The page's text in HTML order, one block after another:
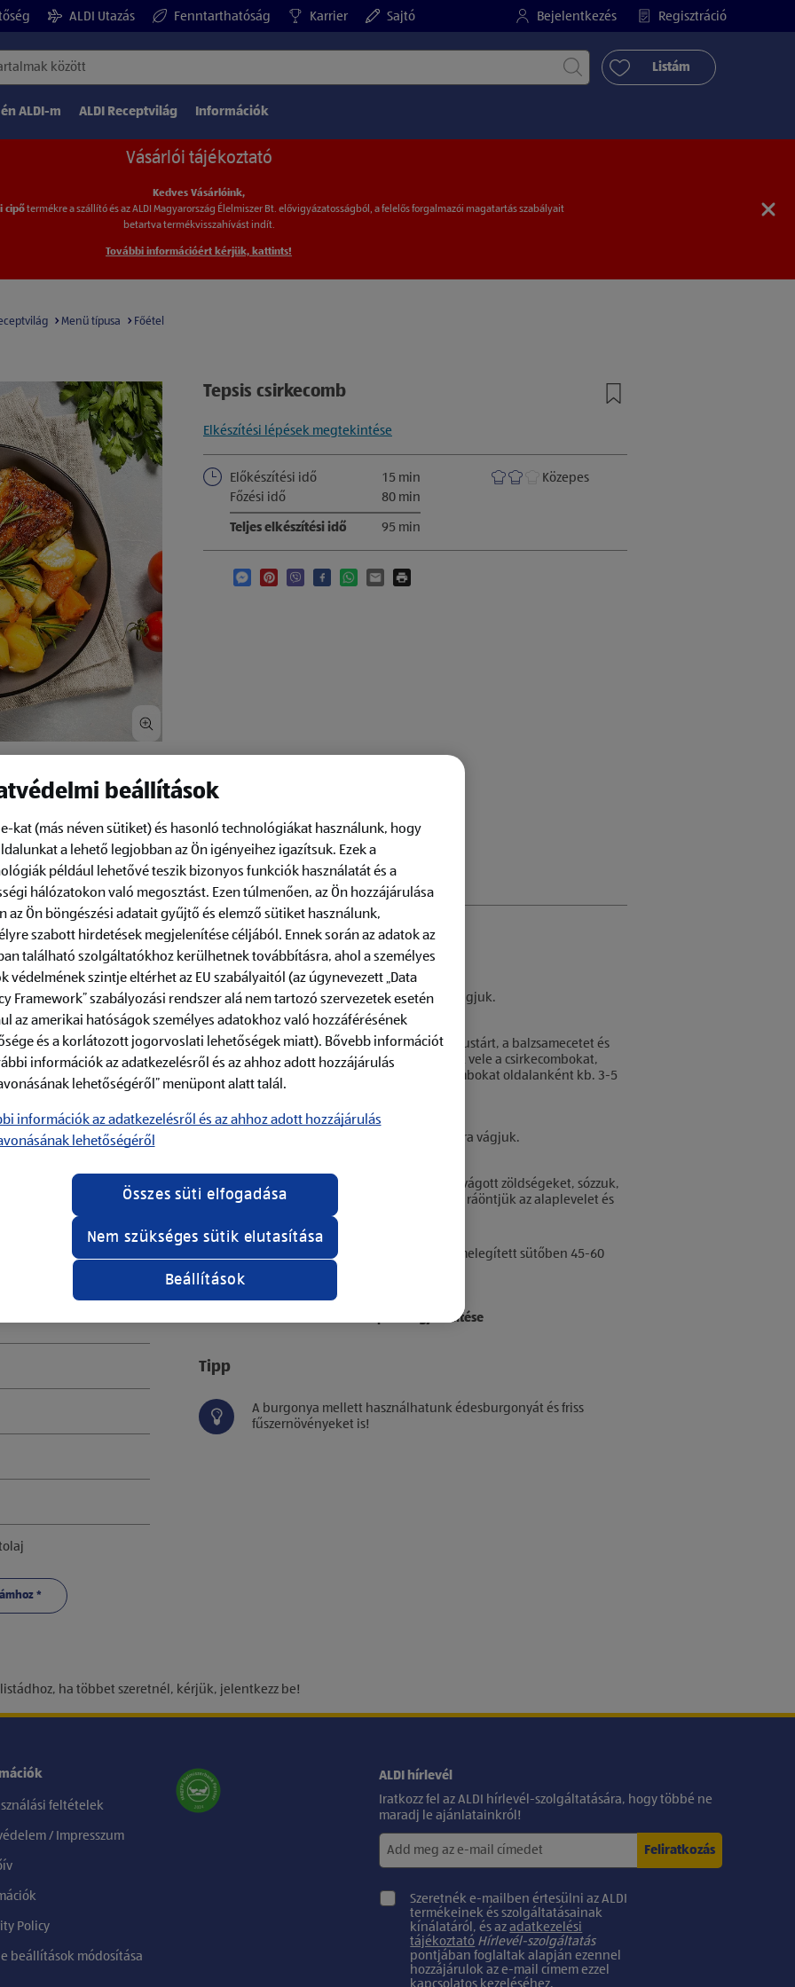
ALDI Utazás Fenntarthatóság Karrier Sajtó Bejelentkezés Regisztráció
Keresés indítása
Listám
én ALDI-m ALDI Receptvilág Információk
Vásárlói tájékoztató
Kedves Vásárlóink,
cipőtermékre a szállító és az ALDI Magyarország Élelmiszer Bt. elővigyázatosságból, a felelős forgalmazói magatartás szabályait
betartvatermékvisszahívást indít.
További információért kérjük, kattints!
Menü típusa Főétel
Tepsis csirkecomb
Elkészítési lépések megtekintése
Előkészítési idő
15 min
Főzési idő
80 min
Teljes elkészítési idő 95 min
Közepes
Megosztás ezen a platformon messenger
Megosztás ezen a platformon pinterest
Megosztás ezen a platformon viber
Megosztás ezen a platformon facebook
Megosztás ezen a platformon whatsapp
Megosztás ezen keresztül E-Mail
4 főre
*
Elkészítés módja
A csirkecombot megtisztítjuk, kettévágjuk.
A csirkecombhoz való fűszereket, a mustárt, a balzsamecetet és
az étolajat összekeverjük, bepácoljuk vele a csirkecombokat,
majd pár evőkanál olajon a csirkecombokat oldalanként kb. 3-5
perc alatt hirtelen megsütjük.
A zöldségeket megtisztítjuk és kockára vágjuk.
Egy nagy tepsire pakoljuk a kockára vágott zöldségeket, sózzuk,
borsozzuk, megszórjuk a fűszerekkel, ráöntjük az alaplevelet és
rárakjuk a csirkecombokat.
Lefedjük alufóliával és 200 fokra előmelegített sütőben 45-60
Az összes elkészítési lépés megjelenítése
Tipp
A burgonya mellett használhatunk édesburgonyát és friss
fűszernövényeket is!
ha többet szeretnél, kérjük, jelentkezz be!
feltételek
/ Impresszum
Policy
beállítások módosítása
ALDI hírlevél
Iratkozz fel az ALDI hírlevél-szolgáltatására, hogy többé ne
maradj le ajánlatainkról!
Szeretnék e-mailben értesülni az ALDI
termékeinek és szolgáltatásainak
kínálatáról, és azadatkezelési
tájékoztató Hírlevél-szolgáltatás
pontjában foglaltak alapján ezennel
hozzájárulok az e-mail címem ezzel
kapcsolatos kezeléséhez.
Feliratkozás
beállítások
kat (más néven sütiket) és hasonló technológiákat használunk, hogy
a lehető legjobban az Ön igényeihez igazítsuk. Ezek a
például lehetővé teszik bizonyos funkciók használatát és a
hálózatokon való megosztást. Ezen túlmenően, az Ön hozzájárulása
az Ön böngészési adatait gyűjtő és elemző sütiket használunk,
szabott hirdetések megjelenítése céljából. Ennek során az adatok az
található szolgáltatókhoz kerülhetnek továbbításra, ahol a személyes
védelmének szintje eltérhet az EU szabályaitól (az úgynevezett „Data
Framework” szabályozási rendszer alá nem tartozó szervezetek esetén
az amerikai hatóságok személyes adatokhoz való hozzáférésének
és a korlátozott jogorvoslati lehetőségek miatt). Bővebb információt
információk az adatkezelésről és az ahhoz adott hozzájárulás
lehetőségéről” menüpont alatt talál.
információk az adatkezelésről és az ahhoz adott hozzájárulás
lehetőségéről
Beállítások
Nem szükséges sütik elutasítása
Összes süti elfogadása